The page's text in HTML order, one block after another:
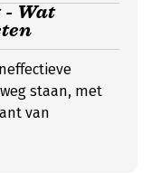
Wat
staan, met
van